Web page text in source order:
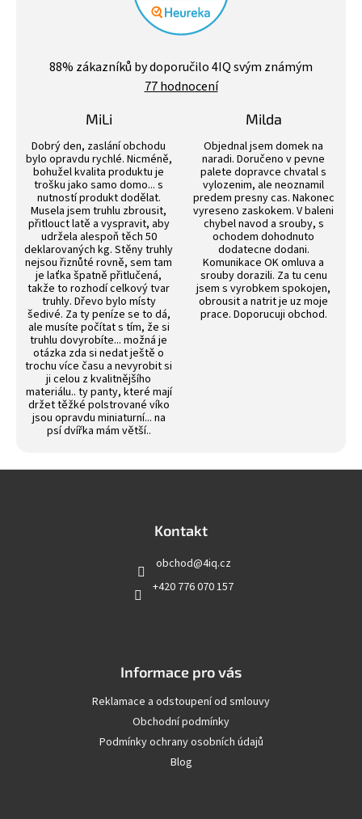
hodnocení
obchodu
je
hvězdiček.
88% zákazníků by doporučilo 4IQ svým známým
77 hodnocení
MiLi
Dobrý den, zaslání obchodu
bylo opravdu rychlé. Nicméně,
bohužel kvalita produktu je
trošku jako samo domo... s
nutností produkt dodělat.
Musela jsem truhlu zbrousit,
přitlouct latě a vyspravit, aby
udržela alespoň těch 50
deklarovaných kg. Stěny truhly
nejsou řiznůté rovně, sem tam
je laťka špatně přitlučená,
takže to rozhodí celkový tvar
truhly. Dřevo bylo místy
šedivé. Za ty peníze se to dá,
ale musíte počítat s tím, že si
truhlu dovyrobíte... možná je
otázka zda si nedat ještě o
trochu více času a nevyrobit si
ji celou z kvalitnějšího
materiálu.. ty panty, které mají
držet těžké polstrované víko
jsou opravdu miniaturní... na
psí dvířka mám větší..
Milda
Objednal jsem domek na
naradi. Doručeno v pevne
palete dopravce chvatal s
vylozenim, ale neoznamil
predem presny cas. Nakonec
vyreseno zaskokem. V baleni
chybel navod a srouby, s
ochodem dohodnuto
dodatecne dodani.
Komunikace OK omluva a
srouby dorazili. Za tu cenu
jsem s vyrobkem spokojen,
obrousit a natrit je uz moje
prace. Doporucuji obchod.
Kontakt
obchod@4iq.cz
+420 776 070 157
Informace pro vás
Reklamace a odstoupení od smlouvy
Obchodní podmínky
Podmínky ochrany osobních údajů
Blog